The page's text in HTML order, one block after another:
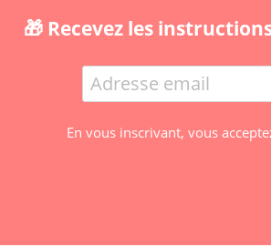
🎁 Recevez les
En vous inscrivant, vous